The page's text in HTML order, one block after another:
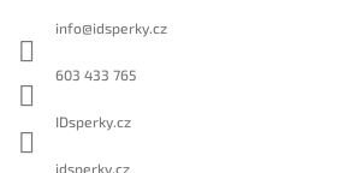
info@idsperky.cz
603 433 765
IDsperky.cz
idsperky.cz